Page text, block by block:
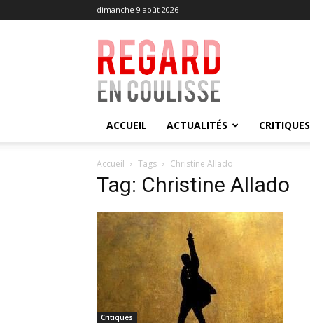
dimanche 9 août 2026
Regard
en
Coulisse
ACCUEIL ACTUALITÉS CRITIQUES
Accueil Tags Christine Allado
Tag: Christine Allado
Critiques